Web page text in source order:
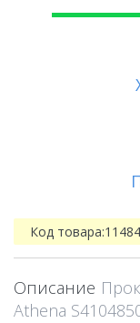
Код товара:
Описание
Athena